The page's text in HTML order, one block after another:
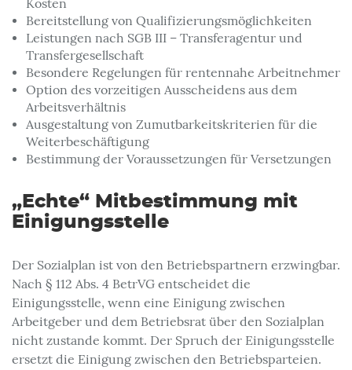
Kosten
Bereitstellung von Qualifizierungsmöglichkeiten
Leistungen nach SGB III – Transferagentur und
Transfergesellschaft
Besondere Regelungen für rentennahe Arbeitnehmer
Option des vorzeitigen Ausscheidens aus dem
Arbeitsverhältnis
Ausgestaltung von Zumutbarkeitskriterien für die
Weiterbeschäftigung
Bestimmung der Voraussetzungen für Versetzungen
„Echte“ Mitbestimmung mit
Einigungsstelle
Der Sozialplan ist von den Betriebspartnern erzwingbar.
Nach § 112 Abs. 4 BetrVG entscheidet die
Einigungsstelle, wenn eine Einigung zwischen
Arbeitgeber und dem Betriebsrat über den Sozialplan
nicht zustande kommt. Der Spruch der Einigungsstelle
ersetzt die Einigung zwischen den Betriebsparteien.